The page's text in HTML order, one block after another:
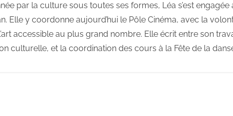
par la culture sous toutes ses formes, Léa s’est
Elle y coordonne aujourd’hui le Pôle Cinéma, avec la
accessible au plus grand nombre. Elle écrit entre son
culturelle, et la coordination des cours à la Fête de la